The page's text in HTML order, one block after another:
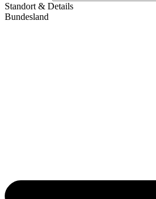
Standort & Details
Bundesland